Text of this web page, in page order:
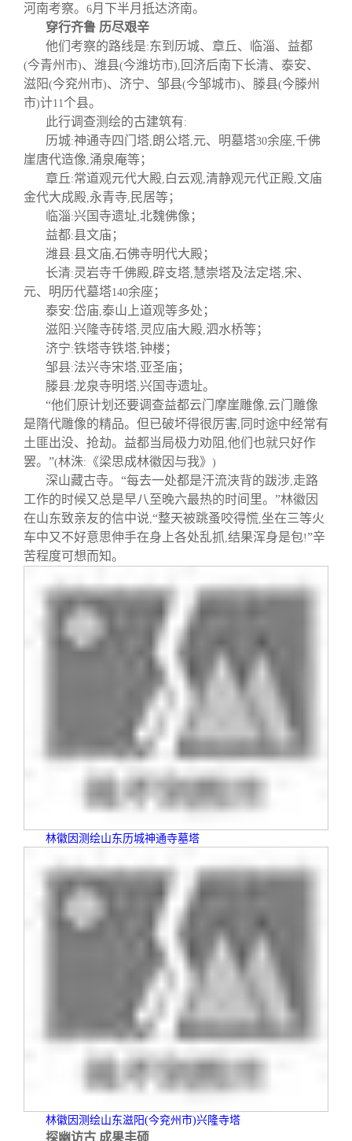
河南考察。 6月下半月抵达济南。
穿行齐鲁 历尽艰辛
他们考察的路线是:东到历城、章丘、临淄、益都
(今青州市)、潍县(今潍坊市), 回济后南下长清、泰安、
滋阳(今兖州市)、济宁、邹县(今邹城市)、滕县(今滕州
市)计11个县。
此行调查测绘的古建筑有:
历城:神通寺四门塔 朗公塔 元、明墓塔30余座 千佛
崖唐代造像 涌泉庵等；
章丘:常道观元代大殿 白云观 清静观元代正殿 文庙
金代大成殿 永青寺 民居等；
临淄:兴国寺遗址 北魏佛像；
益都:县文庙；
潍县:县文庙 石佛寺明代大殿；
长清: 灵岩寺千佛殿 辟支塔 慧崇塔及法定塔 宋、
元、明历代墓塔140余座；
泰安:岱庙 泰山上道观等多处；
滋阳 :兴隆寺砖塔 灵应庙大殿 泗水桥等；
济宁:铁塔寺铁塔 钟楼；
邹县:法兴寺宋塔 亚圣庙；
滕县:龙泉寺明塔 兴国寺遗址。
“他们原计划还要调查益都云门摩崖雕像 云门雕像
是隋代雕像的精品。但已破坏得很厉害 同时途中经常有
土匪出没、抢劫。益都当局极力劝阻 他们也就只好作
罢。”(林洙: 《梁思成林徽因与我》 )
深山藏古寺。“每去一处都是汗流浃背的跋涉 走路
工作的时候又总是早八至晚六最热的时间里。”林徽因
在山东致亲友的信中说 “整天被跳蚤咬得慌 坐在三等火
车中又不好意思伸手在身上各处乱抓 结果浑身是包!”辛
苦程度可想而知。
林徽因测绘山东历城神通寺墓塔
林徽因测绘山东滋阳(今兖州市)兴隆寺塔
探幽访古 成果丰硕